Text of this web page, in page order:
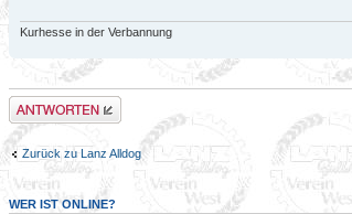
Kurhesse in der Verbannung
Antwort erstellen
Zurück zu Lanz Alldog
WER IST ONLINE?